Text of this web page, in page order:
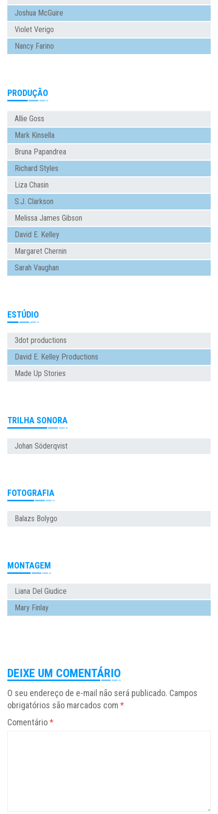
Joshua McGuire
Violet Verigo
Nancy Farino
PRODUÇÃO
Allie Goss
Mark Kinsella
Bruna Papandrea
Richard Styles
Liza Chasin
S.J. Clarkson
Melissa James Gibson
David E. Kelley
Margaret Chernin
Sarah Vaughan
ESTÚDIO
3dot productions
David E. Kelley Productions
Made Up Stories
TRILHA SONORA
Johan Söderqvist
FOTOGRAFIA
Balazs Bolygo
MONTAGEM
Liana Del Giudice
Mary Finlay
DEIXE UM COMENTÁRIO
O seu endereço de e-mail não será publicado. Campos
obrigatórios são marcados com *
Comentário*